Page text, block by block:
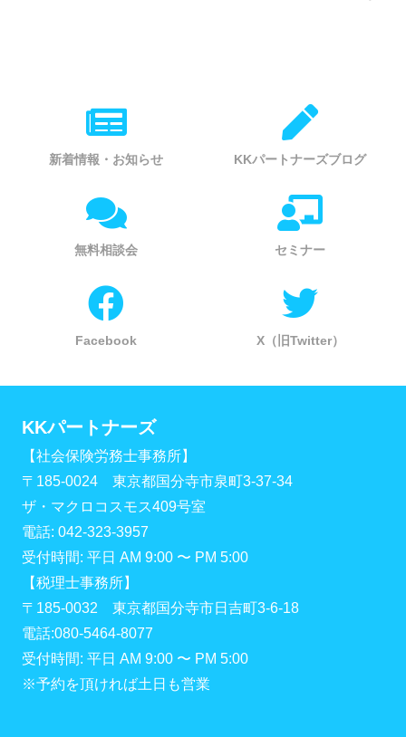
新着情報・お知らせ KKパートナーズブログ
無料相談会 セミナー
Facebook X（旧Twitter）
KKパートナーズ
【社会保険労務士事務所】
〒185-0024 東京都国分寺市泉町3-37-34
ザ・マクロコスモス409号室
電話: 042-323-3957
受付時間: 平日 AM 9:00 〜 PM 5:00
【税理士事務所】
〒185-0032 東京都国分寺市日吉町3-6-18
電話:080-5464-8077
受付時間: 平日 AM 9:00 〜 PM 5:00
※予約を頂ければ土日も営業